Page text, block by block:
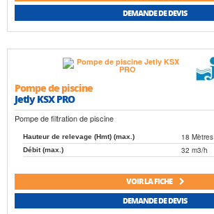
DEMANDE DE DEVIS
Pompe de piscine
Jetly KSX PRO
Pompe de filtration de piscine
Hauteur de relevage (Hmt) (max.) 18 Mètres
Débit (max.) 32 m3/h
VOIR LA FICHE
DEMANDE DE DEVIS